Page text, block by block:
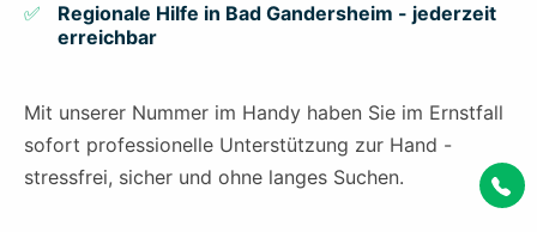
Regionale Hilfe in Bad Gandersheim - jederzeit
erreichbar
Mit unserer Nummer im Handy haben Sie im Ernstfall
sofort professionelle Unterstützung zur Hand -
stressfrei, sicher und ohne langes Suchen.